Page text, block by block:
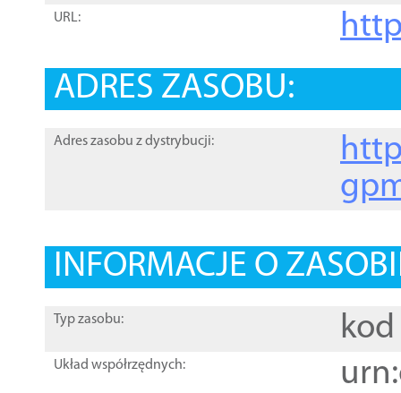
URL:
ADRES ZASOBU:
Adres zasobu z dystrybucji:
INFORMACJE O
Typ zasobu: kod
Układ współrzędnych: